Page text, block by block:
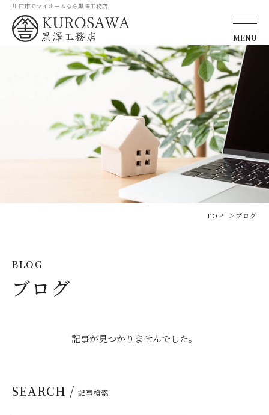
川口市でマイホームなら黒澤工務店
MENU
TOP ブログ
BLOG
ブログ
記事が見つかりませんでした。
SEARCH / 記事検索